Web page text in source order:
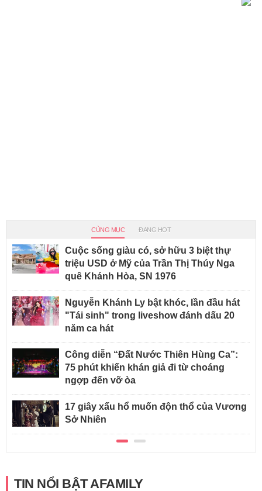
CÙNG MỤC ĐANG HOT
Cuộc sống giàu có, sở hữu 3 biệt thự
triệu USD ở Mỹ của Trần Thị Thúy Nga
quê Khánh Hòa, SN 1976
Nguyễn Khánh Ly bật khóc, lần đầu hát
"Tái sinh" trong liveshow đánh dấu 20
năm ca hát
Công diễn “Đất Nước Thiên Hùng Ca”:
75 phút khiến khán giả đi từ choáng
ngợp đến vỡ òa
17 giây xấu hổ muốn độn thổ của Vương
Sở Nhiên
TIN NỔI BẬT AFAMILY